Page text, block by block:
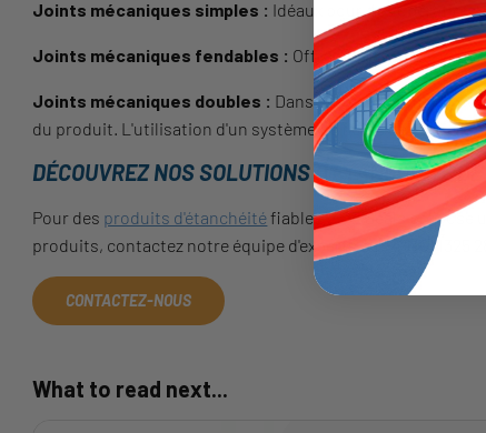
Joints mécaniques simples : Idéaux pour des
Joints mécaniques fendables : Offrant une
Joints mécaniques doubles : Dans des conditions de
du produit. L'utilisation d'un système de fluide de barrière
DÉCOUVREZ NOS SOLUTIONS D'ÉTANCHÉITÉ DE
Pour des produits d'étanchéitéfiables, FPE Seals propose
produits, contactez notre équipe d'experts au +44 (0) 1325
CONTACTEZ-NOUS
What to read next...